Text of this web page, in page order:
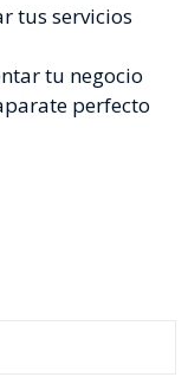
tus servicios
tu negocio
perfecto